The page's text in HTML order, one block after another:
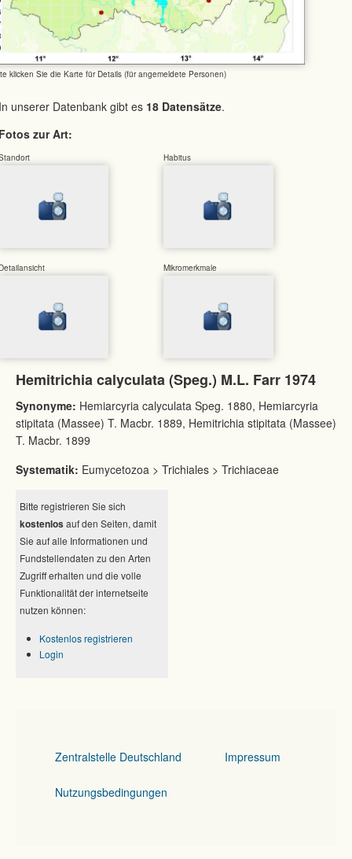
klicken Sie die Karte für Details (für angemeldete Personen)
unserer Datenbank gibt es 18 Datensätze.
zur Art:
Habitus
Mikromerkmale
Hemitrichia calyculata (Speg.) M.L. Farr 1974
Synonyme: Hemiarcyria calyculata Speg. 1880, Hemiarcyria
stipitata (Massee) T. Macbr. 1889, Hemitrichia stipitata (Massee)
T. Macbr. 1899
Systematik: Eumycetozoa > Trichiales > Trichiaceae
Bitte registrieren Sie sich
kostenlos auf den Seiten, damit
Sie auf alle Informationen und
Fundstellendaten zu den Arten
Zugriff erhalten und die volle
Funktionalität der internetseite
nutzen können:
Kostenlos registrieren
Login
Zentralstelle Deutschland Impressum
Nutzungsbedingungen